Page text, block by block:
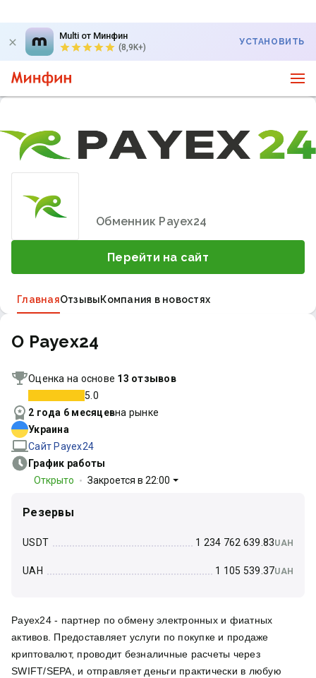
Multi от Минфин
(8,9K+)
УСТАНОВИТЬ
Обменник Payex24
Перейти на сайт
ГлавнаяОтзывыКомпания в новостях
О Payex24
Оценка на основе 13 отзывов
5.0
2 года 6 месяцевна рынке
Украина
Сайт Payex24
График работы
Открыто
Закроется в 22:00
Резервы
USDT 1 234 762 639.83UAH
UAH 1 105 539.37UAH
Payex24 - партнер по обмену электронных и фиатных
активов. Предоставляет услуги по покупке и продаже
криптовалют, проводит безналичные расчеты через
SWIFT/SEPA, и отправляет деньги практически в любую